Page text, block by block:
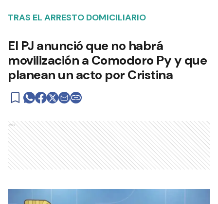
TRAS EL ARRESTO DOMICILIARIO
El PJ anunció que no habrá
movilización a Comodoro Py y que
planean un acto por Cristina
Ads